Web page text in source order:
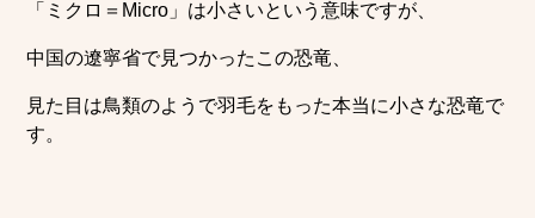
「ミクロ＝Micro」は小さいという意味ですが、
中国の遼寧省で見つかったこの恐竜、
見た目は鳥類のようで羽毛をもった本当に小さな恐竜で
す。